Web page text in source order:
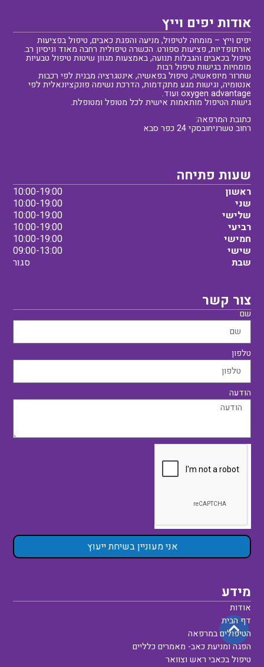
אודות יפים וייץ
יפים וייץ – מומחה לטיפול, מניעה והפגת כאבים, טיפול בפציעות
אורתופדיות, פציעות ספורט. הכשרה טיפולית רחבה מאוד וניסיון רב.
טיפול בכאבים והגבלות תנועה, באמצעות מגוון שיטות טיפול טבעיות
מומחיות בגישות טיפול רבות
שחרור מיופאשיה, טיפול בפאשיה, אינטגרציה מבנית לפי רכבות
אנטומיה, וגישות מגע מתקדמות, הדרכת נשימה פונקציונאלית לפי
oxygen advantage ועוד.
גישות הטיפול מותאמות אישית לכל מטופל ומטופלת.
כתובת המרפאה:
רחוב טשרניחובסקי 24 כפר סבא
שעות פתיחה
ראשון
10:00-19:00
שני
10:00-19:00
שלישי
10:00-19:00
רביעי
10:00-19:00
חמישי
10:00-19:00
שישי
09:00-13:00
שבת
סגור
צור קשר
שם
טלפון
הודעה
אני מעוניין בשיחת ייעוץ
מידע
אודות
דף הבית
הטיפולים במרפאה
הפגה ומניעת כאב- מאמרים כלליים
טיפול בכאבי ראש וצוואר